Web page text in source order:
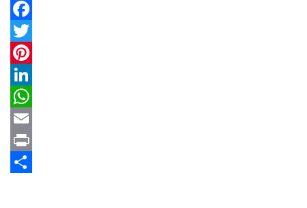
Facebook
Twitter
Pinterest
LinkedIn
WhatsApp
Email
Print